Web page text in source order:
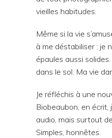
vieilles habitudes.
Même si la vie
à me déstabiliser : je
épaules aussi
dans le sol. Ma vie
Je réfléchis à une
Biobeaubon, en écrit,
audio, mais surtout
Simples, honnêtes.